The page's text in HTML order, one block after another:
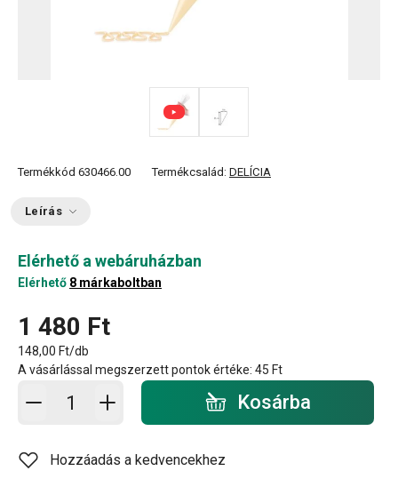
Termékkód 630466.00 Termékcsalád: DELÍCIA
Leírás
Elérhető a webáruházban
Elérhető 8 márkaboltban
1 480 Ft
148,00 Ft/db
A vásárlással megszerzett pontok értéke: 45 Ft
Kosárba - mennyiség Kosárba
Hozzáadás a kedvencekhez